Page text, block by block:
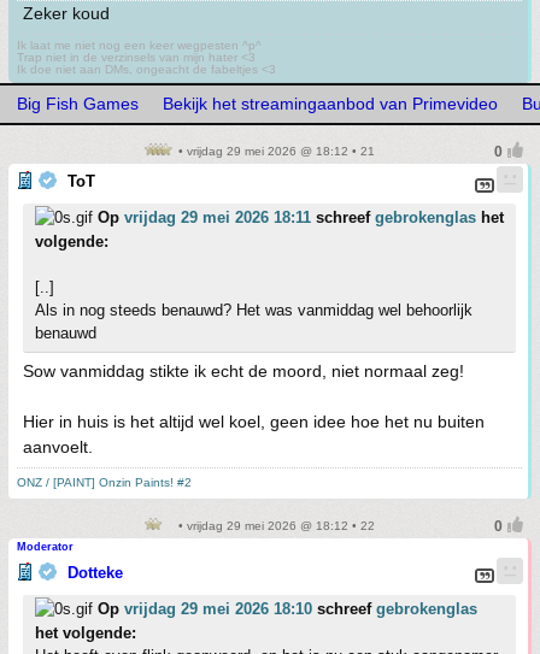
Zeker koud
Ik laat me niet nog een keer wegpesten ^p^
Trap niet in de verzinsels van mijn hater <3
Ik doe niet aan DMs, ongeacht de fabeltjes <3
Big Fish Games Bekijk het streamingaanbod van Primevideo
• vrijdag 29 mei 2026 @ 18:12 • 21
ToT
Op vrijdag 29 mei 2026 18:11 schreef gebrokenglas het
volgende:
[..]
Als in nog steeds benauwd? Het was vanmiddag wel behoorlijk
benauwd
Sow vanmiddag stikte ik echt de moord, niet normaal zeg!
Hier in huis is het altijd wel koel, geen idee hoe het nu buiten
aanvoelt.
ONZ / [PAINT] Onzin Paints! #2
• vrijdag 29 mei 2026 @ 18:12 • 22
Moderator
Dotteke
Op vrijdag 29 mei 2026 18:10 schreef gebrokenglas
het volgende: